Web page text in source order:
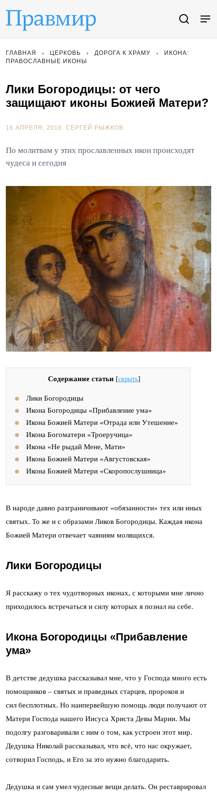
ГЛАВНАЯ ЦЕРКОВЬ ДОРОГА К ХРАМУ
ИКОНА:
ПРАВОСЛАВНЫЕ ИКОНЫ
Лики Богородицы: от чего
защищают иконы Божией Матери?
16 АПРЕЛЯ, 2016. СЕРГЕЙ РЫЖКОВ
По молитвам у этих прославленных икон происходят
чудеса и сегодня
Содержание статьи [скрыть]
Лики Богородицы
Икона Богородицы «Прибавление ума»
Икона Божией Матери «Отрада или Утешение»
Икона Богоматери «Троеручица»
Икона «Не рыдай Мене, Мати»
Икона Божией Матери «Августовская»
Икона Божией Матери «Скоропослушница»
В народе давно разграничивают «обязанности» тех или иных
святых. То же и с образами Ликов Богородицы. Каждая икона
Божией Матери отвечает чаяниям молящихся.
Лики Богородицы
Я расскажу о тех чудотворных иконах, с которыми мне лично
приходилось встречаться и силу которых я познал на себе.
Икона Богородицы «Прибавление
ума»
В детстве дедушка рассказывал мне, что у Господа много есть
помощников – святых и праведных старцев, пророков и
сил бесплотных. Но наипервейшую помощь люди получают от
Матери Господа нашего Иисуса Христа Девы Марии. Мы
подолгу разговаривали с ним о том, как устроен этот мир.
Дедушка Николай рассказывал, что всё, что нас окружает,
сотворил Господь, и Его за это нужно благодарить.
Дедушка и сам умел чудесные вещи делать. Он реставрировал